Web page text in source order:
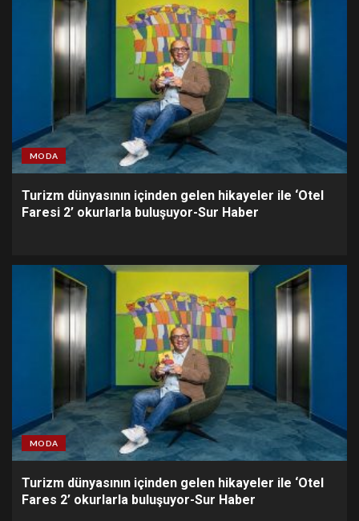
MODA
Turizm dünyasının içinden gelen hikayeler ile ‘Otel
Faresi 2’ okurlarla buluşuyor-Sur Haber
MODA
Turizm dünyasının içinden gelen hikayeler ile ‘Otel
Fares 2’ okurlarla buluşuyor-Sur Haber